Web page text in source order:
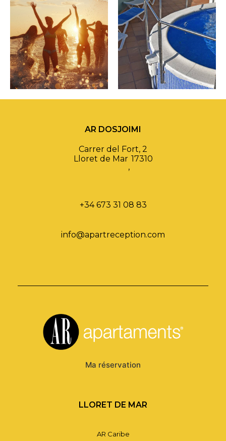
AR DOSJOIMI
Carrer del Fort, 2
Lloret de Mar
,
17310
+34 673 31 08 83
info@apartreception.com
Ma réservation
LLORET DE MAR
AR Caribe